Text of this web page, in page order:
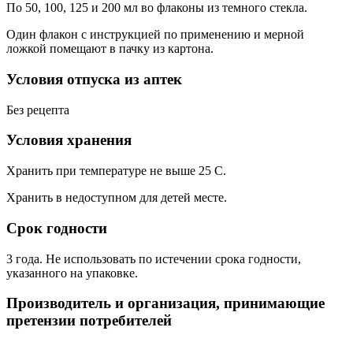
По 50, 100, 125 и 200 мл во флаконы из темного стекла.
Один флакон с инструкцией по применению и мерной
ложкой помещают в пачку из картона.
Условия отпуска из аптек
Без рецепта
Условия хранения
Хранить при температуре не выше 25 С.
Хранить в недоступном для детей месте.
Срок годности
3 года. Не использовать по истечении срока годности,
указанного на упаковке.
Производитель и организация, принимающие
претензии потребителей